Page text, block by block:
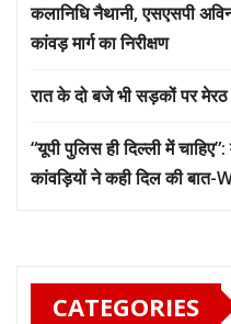
कलानिधि नैथानी, एसएसपी
कांवड़ मार्ग का निरीक्षण
रात के दो बजे भी सड़कों पर
“यूपी पुलिस ही दिल्ली में
कांवड़ियों ने कही दिल की बात-
CATEGORIES